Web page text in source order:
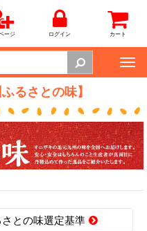
ージ ログイン カート
るさとの味】
との味選定基準